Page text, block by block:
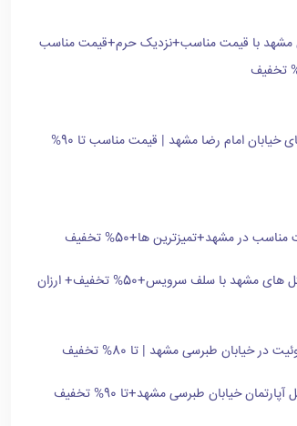
مشهد با قیمت مناسب+نزدیک حرم+قیمت مناسب
لیست سوئیت های خیابان امام رضا مشهد | قیمت مناسب تا 90%
در مشهد+تمیزترین ها+50% تخفیف
مشهد با سلف سرویس+50% تخفیف+ ارزان
خیابان طبرسی مشهد | تا 80% تخفیف
خیابان طبرسی مشهد+تا 90% تخفیف